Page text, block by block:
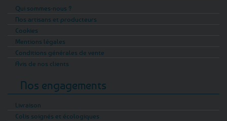
Qui sommes-nous ?
Nos artisans et producteurs
Cookies
Mentions légales
Conditions générales de vente
Avis de nos clients
Nos engagements
Livraison
Colis soignés et écologiques